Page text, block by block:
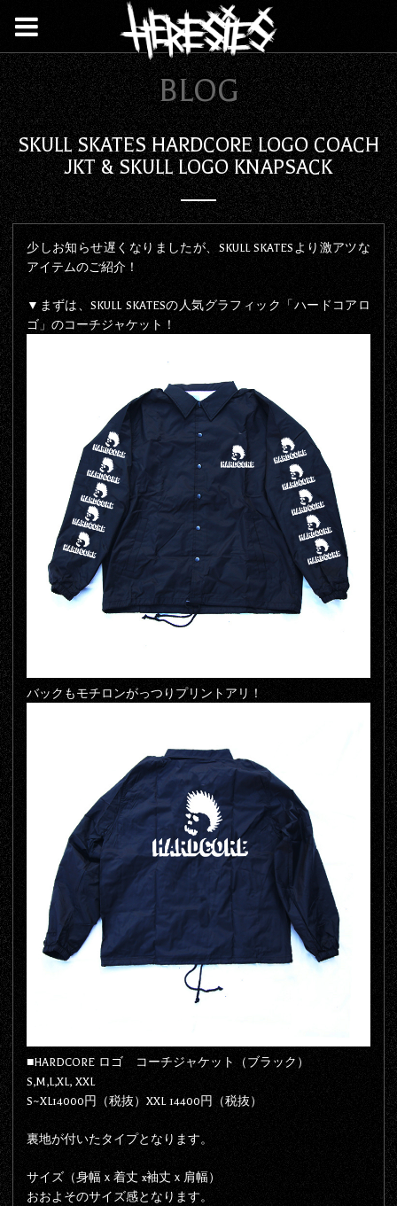
BLOG
SKULL SKATES HARDCORE LOGO COACH
JKT & SKULL LOGO KNAPSACK
少しお知らせ遅くなりましたが、SKULL SKATESより激アツな
アイテムのご紹介！
▼まずは、SKULL SKATESの人気グラフィック「ハードコアロ
ゴ」のコーチジャケット！
バックもモチロンがっつりプリントアリ！
■HARDCORE ロゴ コーチジャケット（ブラック）
S,M,L,XL, XXL
S~XL14000円（税抜）XXL 14400円（税抜）
裏地が付いたタイプとなります。
サイズ（身幅ｘ着丈 x袖丈ｘ肩幅）
おおよそのサイズ感となります。